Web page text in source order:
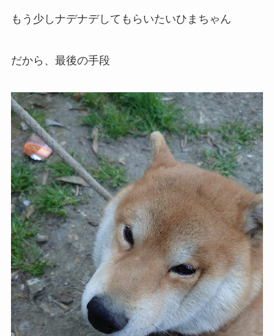
もう少しナデナデしてもらいたいひまちゃん
だから、最後の手段